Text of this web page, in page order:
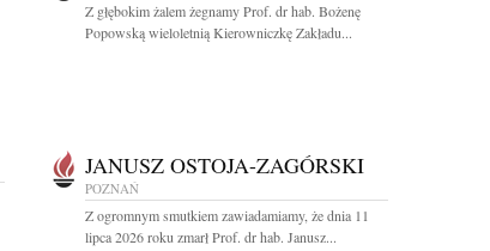
Z głębokim żalem żegnamy Prof. dr hab. Bożenę
Popowską wieloletnią Kierowniczkę Zakładu...
JANUSZ OSTOJA-ZAGÓRSKI
POZNAŃ
Z ogromnym smutkiem zawiadamiamy, że dnia 11
lipca 2026 roku zmarł Prof. dr hab. Janusz...